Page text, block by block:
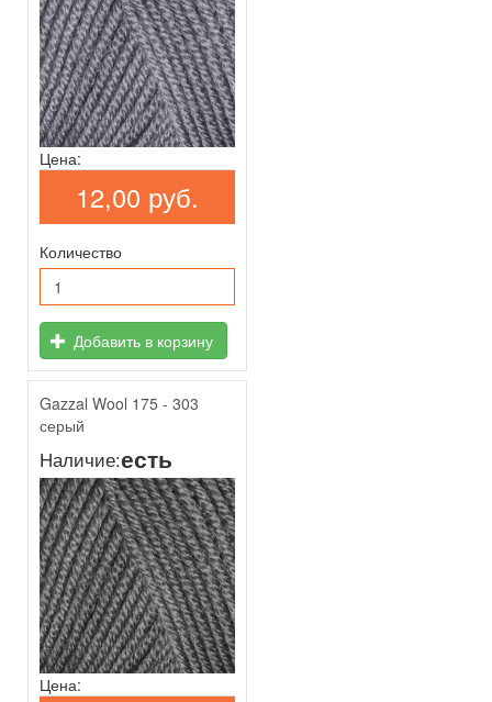
Цена:
12,00 руб.
Количество
Добавить в корзину
Gazzal Wool 175 - 303
серый
Наличие:есть
Цена: